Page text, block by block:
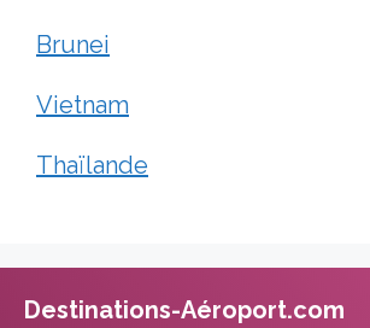
Brunei
Vietnam
Thaïlande
Destinations-Aéroport.com